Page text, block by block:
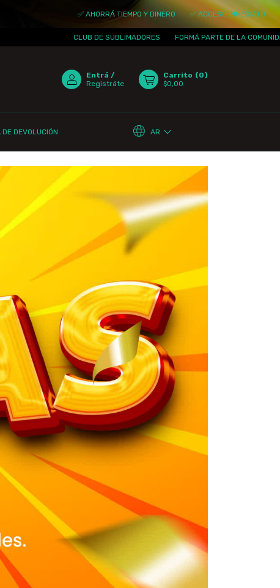
✅ AHORRÁ TIEMPO Y DINERO ✅ ACCESO INMEDIATO ✅
CLUB DE SUBLIMADORES FORMÁ PARTE DE LA COMUNIDAD ¡TE
Entrá /
Registráte
Carrito (0)
$0,00
DEVOLUCIÓN AR